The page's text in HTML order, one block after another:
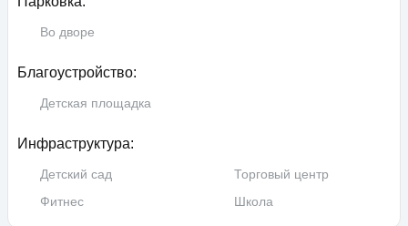
Во дворе
Благоустройство:
Детская площадка
Инфраструктура:
Детский сад
Торговый центр
Фитнес
Школа